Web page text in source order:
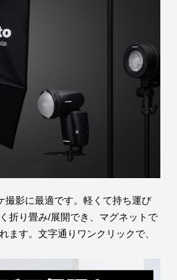
撮影に最適です。軽くて持ち運び
折り畳み/展開でき、マグネットで
ます。文字通りワンクリックで、